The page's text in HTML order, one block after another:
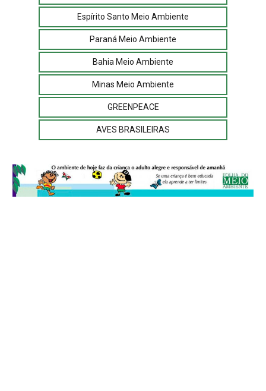
Espírito Santo Meio Ambiente
Paraná Meio Ambiente
Bahia Meio Ambiente
Minas Meio Ambiente
GREENPEACE
AVES BRASILEIRAS